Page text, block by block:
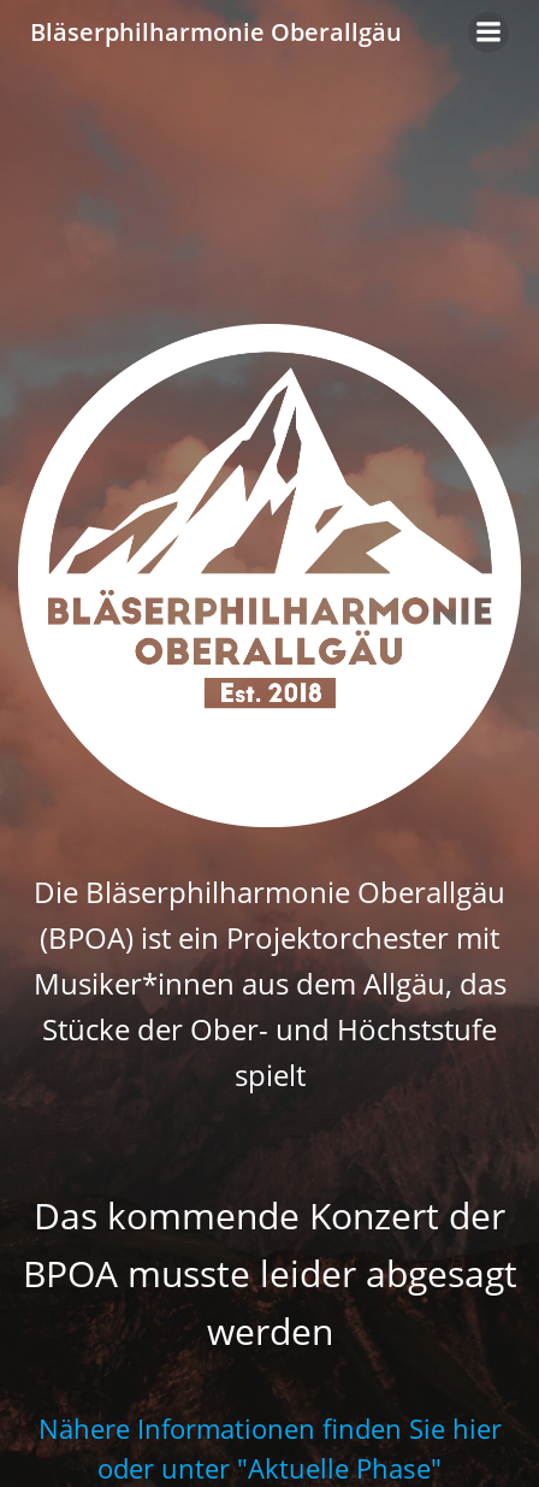
Inhalt
Bläserphilharmonie Oberallgäu
Die Bläserphilharmonie Oberallgäu
(BPOA) ist ein Projektorchester mit
Musiker*innen aus dem Allgäu, das
Stücke der Ober- und Höchststufe
spielt
Das kommende Konzert der
BPOA musste leider abgesagt
werden
Nähere Informationen finden Sie hier
oder unter "Aktuelle Phase"